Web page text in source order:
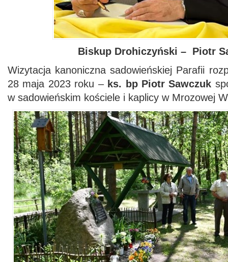
Biskup Drohiczyński – Piotr
Wizytacja kanoniczna sadowieńskiej Parafii
28 maja 2023 roku – ks. bp Piotr Sawczuk
w sadowieńskim kościele i kaplicy w Mrozowej